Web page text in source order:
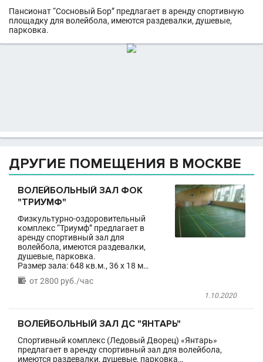
Пансионат “Сосновый Бор” предлагает в аренду спортивную
площадку для волейбола, имеются раздевалки, душевые,
парковка.
ДРУГИЕ ПОМЕЩЕНИЯ В МОСКВЕ
ВОЛЕЙБОЛЬНЫЙ ЗАЛ ФОК
"ТРИУМФ"
Физкультурно-оздоровительный
комплекс “Триумф” предлагает в
аренду спортивный зал для
волейбола, имеются раздевалки,
душевые, парковка.
Размер зала: 648 кв.м., 36 x 18 м…
 от 2800 руб./час
1.10.2020
ВОЛЕЙБОЛЬНЫЙ ЗАЛ ДС "ЯНТАРЬ"
Спортивный комплекс (Ледовый Дворец) «Янтарь»
предлагает в аренду спортивный зал для волейбола,
имеются раздевалки, душевые, парковка…